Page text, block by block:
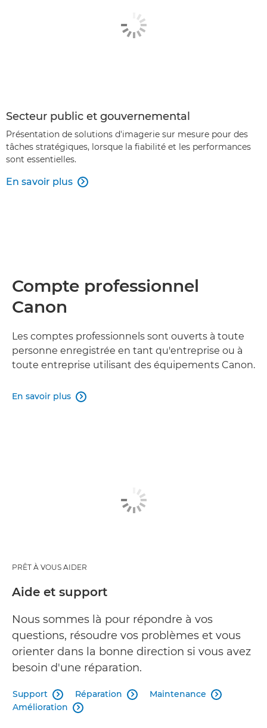
Secteur public et gouvernemental
Présentation de solutions d'imagerie sur mesure pour des
tâches stratégiques, lorsque la fiabilité et les performances
sont essentielles.
En savoir plus 
Compte professionnel
Canon
Les comptes professionnels sont ouverts à toute
personne enregistrée en tant qu'entreprise ou à
toute entreprise utilisant des équipements Canon.
En savoir plus 
PRÊT À VOUS AIDER
Aide et support
Nous sommes là pour répondre à vos
questions, résoudre vos problèmes et vous
orienter dans la bonne direction si vous avez
besoin d'une réparation.
Support  Réparation  Maintenance 
Amélioration 